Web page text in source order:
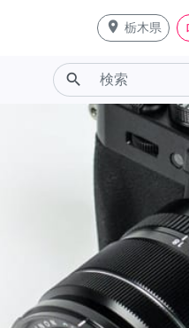
place 栃木県
search